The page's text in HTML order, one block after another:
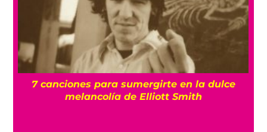
7 canciones para sumergirte en la dulce
melancolía de Elliott Smith